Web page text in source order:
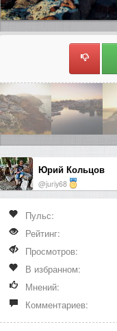
Юрий Кольцов
@juriy68
Пульс:
Рейтинг:
Просмотров:
В избранном:
Мнений:
Комментариев: